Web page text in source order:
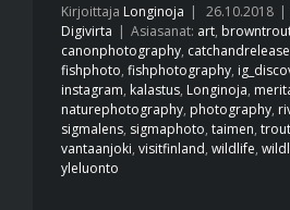
Kirjoittaja Longinoja | 26.10.2018 |
Digivirta | Asiasanat: art,
canonphotography, catchandrelease
fishphoto, fishphotography,
instagram, kalastus, Longinoja,
naturephotography, photography,
sigmalens, sigmaphoto, taimen, trout
vantaanjoki, visitfinland, wildlife,
yleluonto